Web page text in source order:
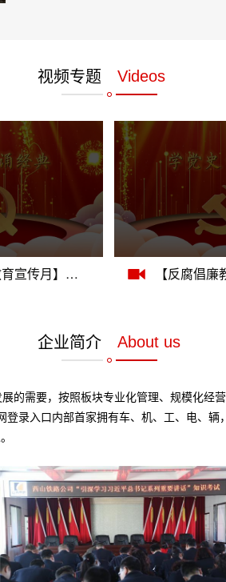
视频专题 Videos
【反腐倡廉教育宣传月】学党史 诵经典（视频二）
企业简介 About us
的需要，按照板块专业化管理、规模化经
录入口内部首家拥有车、机、工、电、